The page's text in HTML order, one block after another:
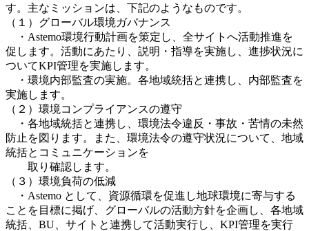
す。主なミッションは、下記のようなものです。
（１）グローバル環境ガバナンス
・Astemo環境行動計画を策定し、全サイトへ活動推進を
促します。活動にあたり、説明・指導を実施し、進捗状況に
ついてKPI管理を実施します。
・環境内部監査の実施。各地域統括と連携し、内部監査を
実施します。
（２）環境コンプライアンスの遵守
・各地域統括と連携し、環境法令違反・事故・苦情の未然
防止を図ります。また、環境法令の遵守状況について、地域
統括とコミュニケーションを
取り確認します。
（３）環境負荷の低減
・Astemo として、資源循環を促進し地球環境に寄与する
ことを目標に掲げ、グローバルの活動方針を企画し、各地域
統括、BU、サイトと連携して活動実行し、KPI管理を実行